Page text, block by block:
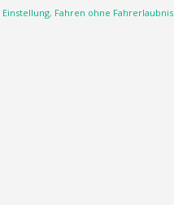
Einstellung, Fahren ohne Fahrerlaubnis